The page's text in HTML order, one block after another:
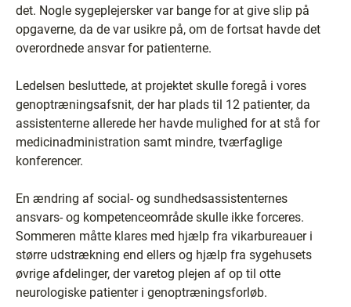
det. Nogle sygeplejersker var bange for at give slip på
opgaverne, da de var usikre på, om de fortsat havde det
overordnede ansvar for patienterne.
Ledelsen besluttede, at projektet skulle foregå i vores
genoptræningsafsnit, der har plads til 12 patienter, da
assistenterne allerede her havde mulighed for at stå for
medicinadministration samt mindre, tværfaglige
konferencer.
En ændring af social- og sundhedsassistenternes
ansvars- og kompetenceområde skulle ikke forceres.
Sommeren måtte klares med hjælp fra vikarbureauer i
større udstrækning end ellers og hjælp fra sygehusets
øvrige afdelinger, der varetog plejen af op til otte
neurologiske patienter i genoptræningsforløb.